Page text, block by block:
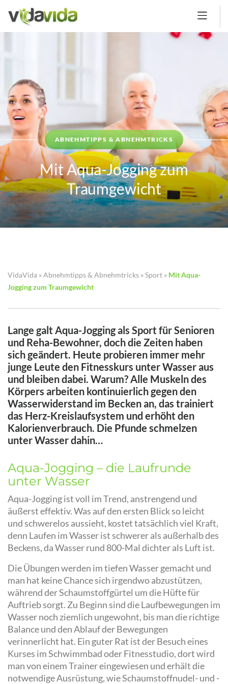
ABNEHMTIPPS & ABNEHMTRICKS
Mit Aqua-Jogging zum
Traumgewicht
VidaVida »Abnehmtipps & Abnehmtricks »Sport » Mit Aqua-
Jogging zum Traumgewicht
Lange galt Aqua-Jogging als Sport für Senioren
und Reha-Bewohner, doch die Zeiten haben
sich geändert. Heute probieren immer mehr
junge Leute den Fitnesskurs unter Wasser aus
und bleiben dabei. Warum? Alle Muskeln des
Körpers arbeiten kontinuierlich gegen den
Wasserwiderstand im Becken an, das trainiert
das Herz-Kreislaufsystem und erhöht den
Kalorienverbrauch. Die Pfunde schmelzen
unter Wasser dahin…
Aqua-Jogging – die Laufrunde
unter Wasser
Aqua-Jogging ist voll im Trend, anstrengend und
äußerst effektiv. Was auf den ersten Blick so leicht
und schwerelos aussieht, kostet tatsächlich viel Kraft,
denn Laufen im Wasser ist schwerer als außerhalb des
Beckens, da Wasser rund 800-Mal dichter als Luft ist.
Die Übungen werden im tiefen Wasser gemacht und
man hat keine Chance sich irgendwo abzustützen,
während der Schaumstoffgürtel um die Hüfte für
Auftrieb sorgt. Zu Beginn sind die Laufbewegungen im
Wasser noch ziemlich ungewohnt, bis man die richtige
Balance und den Ablauf der Bewegungen
verinnerlicht hat. Ein guter Rat ist der Besuch eines
Kurses im Schwimmbad oder Fitnesstudio, dort wird
man von einem Trainer eingewiesen und erhält die
notwendige Ausrüstung, wie Schaumstoffnudel- und -